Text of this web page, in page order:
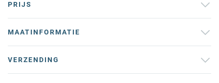
PRIJS
MAATINFORMATIE
VERZENDING